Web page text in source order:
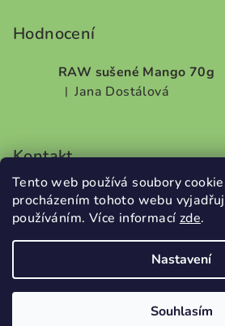
Tento web používá soubory
procházením tohoto webu
používáním. Více informací zde.
Nastavení
Souhlasím
Hodnocení
RAW sušené Mango 70g
Hodnocení produktu je 5 z 5
| Jana Dostálová
Kontakt
info @ dobrodilo.cz
+420732707987